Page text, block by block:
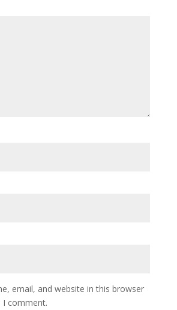
email, and website in this browser
comment.